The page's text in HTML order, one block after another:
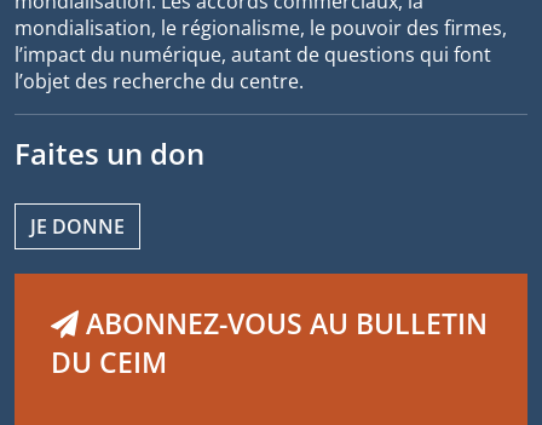
mondialisation, le régionalisme, le pouvoir des firmes,
l’impact du numérique, autant de questions qui font
l’objet des recherche du centre.
Faites un don
JE DONNE
ABONNEZ-VOUS AU BULLETIN
DU CEIM